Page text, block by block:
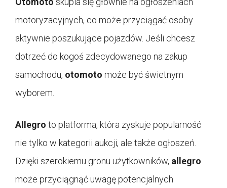
motoryzacyjnych, co może przyciągać osoby
aktywnie poszukujące pojazdów. Jeśli chcesz
dotrzeć do kogoś zdecydowanego na zakup
samochodu, otomoto może być świetnym
wyborem.
Allegro to platforma, która zyskuje popularność
nie tylko w kategorii aukcji, ale także ogłoszeń.
Dzięki szerokiemu gronu użytkowników, allegro
może przyciągnąć uwagę potencjalnych